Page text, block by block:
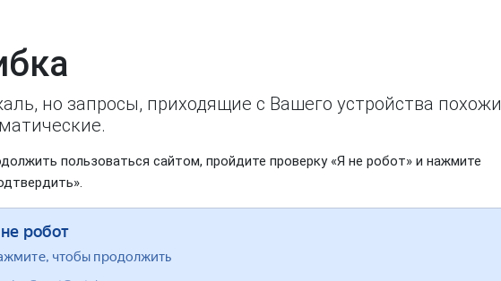
но запросы, приходящие с Вашего устройства похожи
пользоваться сайтом, пройдите проверку «Я не робот» и нажмите